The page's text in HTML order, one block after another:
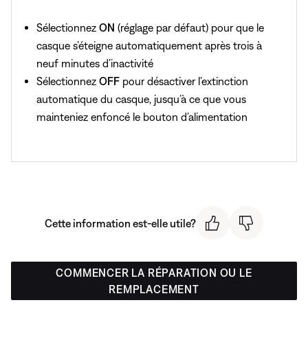
Sélectionnez ON (réglage par défaut) pour que le
casque s’éteigne automatiquement après trois à
neuf minutes d’inactivité
Sélectionnez OFF pour désactiver l’extinction
automatique du casque, jusqu’à ce que vous
mainteniez enfoncé le bouton d’alimentation
Cette information est-elle utile?
COMMENCER LA RÉPARATION OU LE
REMPLACEMENT